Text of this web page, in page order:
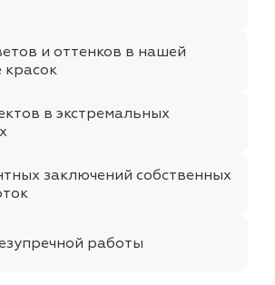
и оттенков в нашей
красок
в экстремальных
заключений собственных
работы